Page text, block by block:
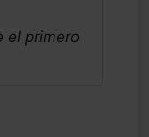
el primero